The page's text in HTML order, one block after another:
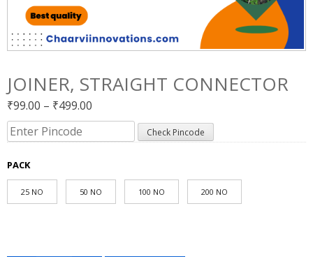
JOINER, STRAIGHT CONNECTOR
₹99.00 – ₹499.00
range:
₹99.00
Check Pincode
PACK
25 NO 50 NO 100 NO 200 NO